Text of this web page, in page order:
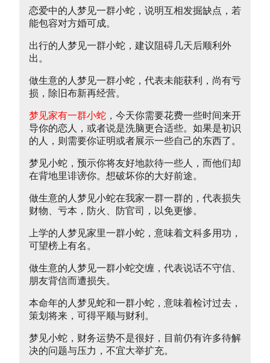
恋爱中的人梦见一群小蛇，说明互相发掘缺点，若
能包容对方婚可成。
出行的人梦见一群小蛇，建议阻碍几天后顺利外
出。
做生意的人梦见一群小蛇，代表未能获利，尚有亏
损，除旧布新再经营。
梦见家有一群小蛇 ，今天你需要花费一些时间来开
导你的恋人，或者说是洗脑更合适些。如果是初识
的人，则需要你证明或者展示一些自己的东西了。
梦见小蛇，预示你将友好地款待一些人，而他们却
在背地里诽谤你。想破坏你的大好前途。
做生意的人梦见小蛇在我家一群一群的，代表损失
财物、亏本，防火、防官司，以免更惨。
上学的人梦见家里一群小蛇，意味着文科多用功，
可望榜上有名。
做生意的人梦见一群小蛇交缠，代表说话不守信、
朋友背信而遭损失。
本命年的人梦见蛇和一群小蛇，意味着检讨过去，
策划将来，可得平顺与财利。
梦见小蛇，财务运势不是很好，目前仍有许多待解
决的问题与压力，不宜大举扩充。